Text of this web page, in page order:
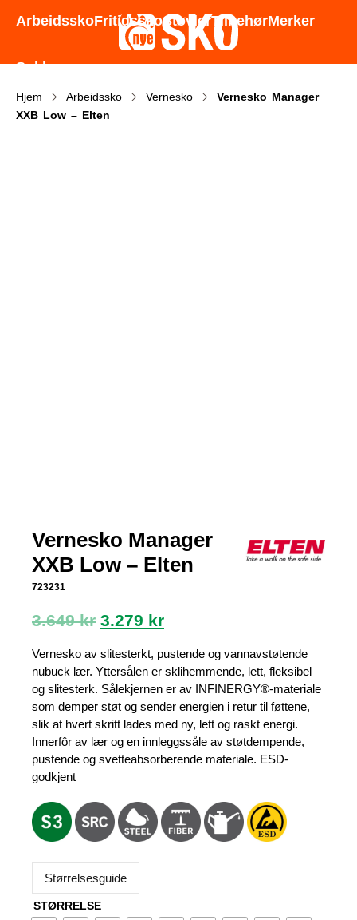
Godt utvalg - Gode priser - Rask levering
ArbeidsskoFritidsskoStøvlerTilbehørMerker
Sokker
Hjem Arbeidssko Vernesko
Vernesko Manager
XXB Low – Elten
Vernesko Manager
XXB Low – Elten
723231
3.649kr Opprinnelig
var:
3.649 kr.
3.279 krNåværende
er:
3.279 kr.
Vernesko av slitesterkt, pustende og vannavstøtende
nubuck lær. Yttersålen er sklihemmende, lett, fleksibel
og slitesterk. Sålekjernen er av INFINERGY®-materiale
som demper støt og sender energien i retur til føttene,
slik at hvert skritt lades med ny, lett og raskt energi.
Innerfôr av lær og en innleggssåle av støtdempende,
pustende og svetteabsorberende materiale. ESD-
godkjent
Størrelsesguide
STØRRELSE